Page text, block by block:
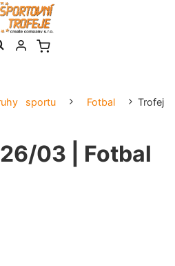
sportu Fotbal
Trofej
03 | Fotbal